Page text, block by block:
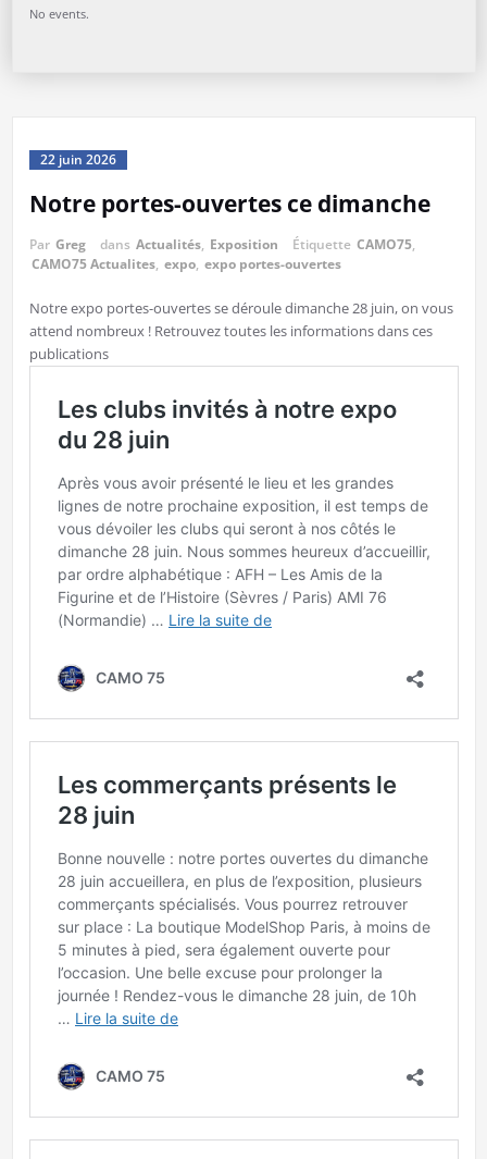
No events.
22 juin 2026
Notre portes-ouvertes ce dimanche
Par Greg dans Actualités, Exposition Étiquette CAMO75,
CAMO75 Actualites, expo, expo portes-ouvertes
Notre expo portes-ouvertes se déroule dimanche 28 juin, on vous
attend nombreux ! Retrouvez toutes les informations dans ces
publications